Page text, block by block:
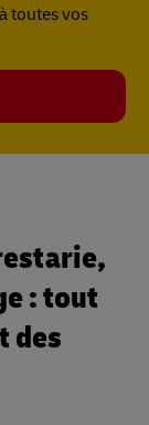
toutes vos
: tout
des